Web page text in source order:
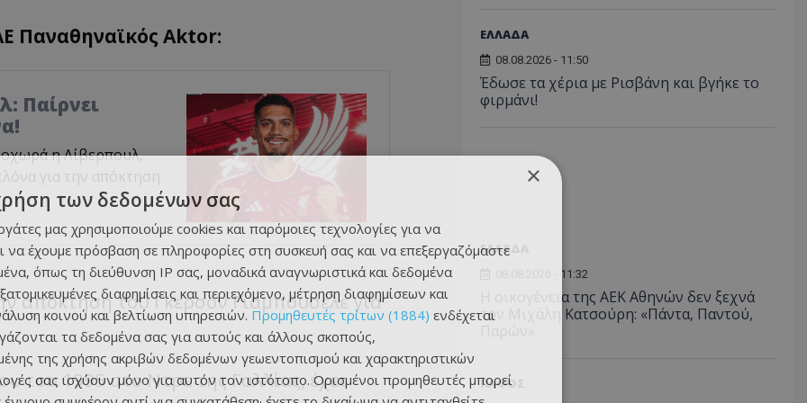
Παναθηναϊκός Aktor:
Παίρνει
η Λίβερπουλ,
για την απόκτηση
απόκτηση του Γκερσόν Γιαμπουσέλε για
του 1995 στο Ντρε της Γαλλίας, έχει
ΕΛΛΑΔΑ
08.08.2026 - 11:50
Έδωσε τα χέρια με Ρισβάνη και βγήκε το
φιρμάνι!
ΕΛΛΑΔΑ
08.08.2026 - 11:32
Η οικογένεια της ΑΕΚ Αθηνών δεν ξεχνά
τον Μιχάλη Κατσούρη: «Πάντα, Παντού,
ΠΑΦΟΣ
×
των δεδομένων σας
μας χρησιμοποιούμε cookies και παρόμοιες τεχνολογίες για να
να έχουμε πρόσβαση σε πληροφορίες στη συσκευή σας και να επεξεργαζόμαστε
όπως τη διεύθυνση IP σας, μοναδικά αναγνωριστικά και δεδομένα
διαφημίσεις και περιεχόμενο, μέτρηση διαφημίσεων και
κοινού και βελτίωση υπηρεσιών. Προμηθευτές τρίτων (1884) ενδέχεται
τα δεδομένα σας για αυτούς και άλλους σκοπούς,
της χρήσης ακριβών δεδομένων γεωεντοπισμού και χαρακτηριστικών
σας ισχύουν μόνο για αυτόν τον ιστότοπο. Ορισμένοι προμηθευτές μπορεί